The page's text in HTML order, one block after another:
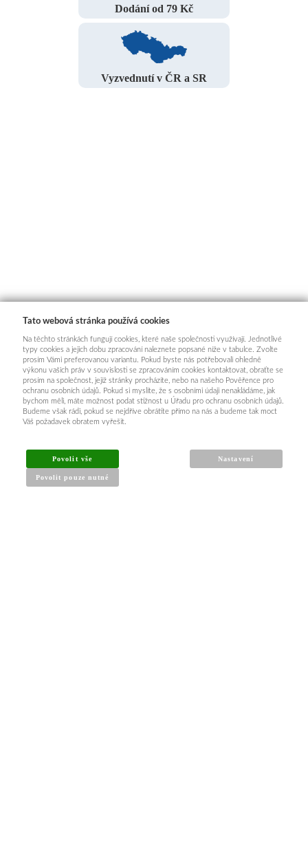
Dodání od 79 Kč
Vyzvednutí v ČR a SR
Tato webová stránka používá cookies
Na těchto stránkách fungují cookies, které naše společnosti využívají. Jednotlivé
typy cookies a jejich dobu zpracování naleznete popsané níže v tabulce. Zvolte
prosím Vámi preferovanou variantu. Pokud byste nás potřebovali ohledně
výkonu vašich práv v souvislosti se zpracováním cookies kontaktovat, obraťte se
prosím na společnost, jejíž stránky procházíte, nebo na našeho Pověřence pro
ochranu osobních údajů. Pokud si myslíte, že s osobními údaji nenakládáme, jak
bychom měli, máte možnost podat stížnost u Úřadu pro ochranu osobních údajů.
Budeme však rádi, pokud se nejdříve obrátíte přímo na nás a budeme tak moct
Váš požadavek obratem vyřešit.
Povolit vše
Povolit pouze nutné
Nastavení